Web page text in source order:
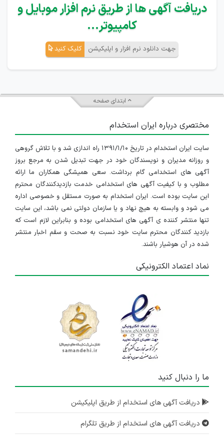
دریافت آگهی ها از طریق نرم افزار موبایل و
کامپیوتر...
جهت دانلود نرم افزار و اپلیکیشن کلیک کنید
ابتدای صفحه
مختصری درباره ایران استخدام
سایت ایران استخدام در تاریخ ۱۳۹۱/۱/۱۰ راه اندازی شد و با تلاش گروهی
و روزانه مدیران و نویسندگان خود در جهت تبدیل شدن به مرجع بروز
آگهی های استخدامی گام برداشت. سعی همیشگی همکاران ما ارائه
مطلوب و با کیفیت آگهی های استخدامی خدمت بازدیدکنندگان محترم
این سایت بوده است. ایران استخدام به صورت مستقل و خصوصی اداره
می شود و وابسته به هیچ نهاد و یا سازمان دولتی نمی باشد، این سایت
تنها منتشر کننده ی آگهی های استخدامی بوده و بنابراین لازم است که
بازدید کنندگان محترم سایت خود نسبت به صحت و سقم اخبار منتشر
شده در آن هوشیار باشند.
نماد اعتماد الکترونیکی
ما را دنبال کنید
دریافت آگهی های استخدام از طریق اپلیکیشن
دریافت آگهی های استخدام از طریق تلگرام